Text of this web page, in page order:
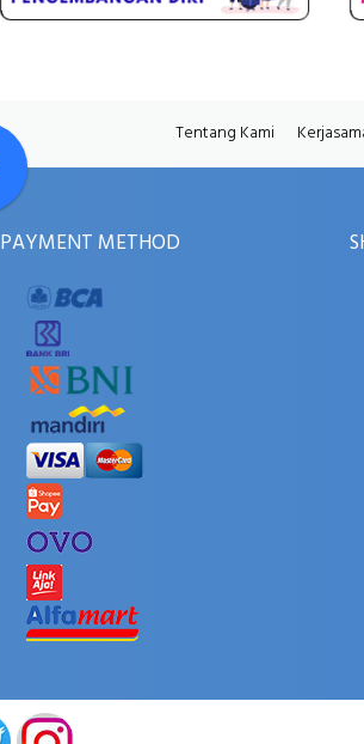
Tentang Kami
PAYMENT METHOD